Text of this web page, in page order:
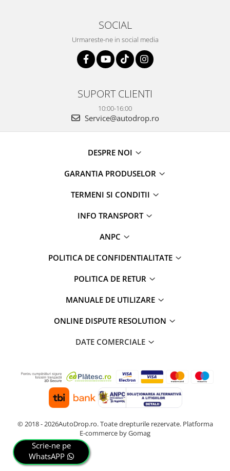
SOCIAL
Urmareste-ne in social media
SUPORT CLIENTI
10:00-16:00
Service@autodrop.ro
DESPRE NOI
GARANTIA PRODUSELOR
TERMENI SI CONDITII
INFO TRANSPORT
ANPC
POLITICA DE CONFIDENTIALITATE
POLITICA DE RETUR
MANUALE DE UTILIZARE
ONLINE DISPUTE RESOLUTION
DATE COMERCIALE
© 2018 - 2026AutoDrop.ro. Toate drepturile rezervate. Platforma
E-commerce by Gomag
Scrie-ne pe
WhatsAPP